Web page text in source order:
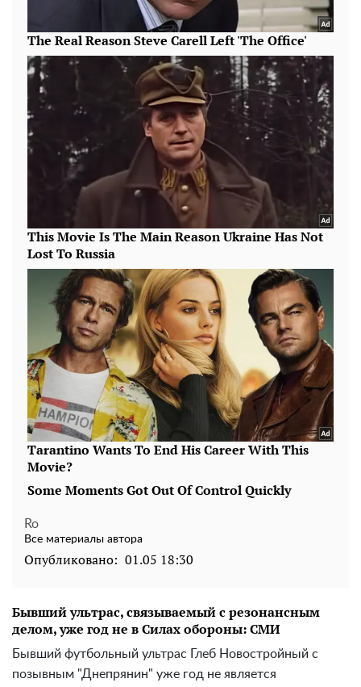
Ro
Все материалы автора
Опубликовано: 01.05 18:30
Бывший ультрас, связываемый с резонансным
делом, уже год не в Силах обороны: СМИ
Бывший футбольный ультрас Глеб Новостройный с
позывным "Днепрянин" уже год не является